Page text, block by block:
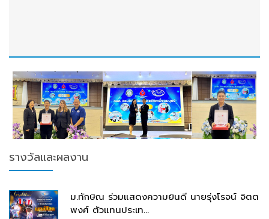
รางวัลและผลงาน
ม.ทักษิณ ร่วมแสดงความยินดี นายรุ่งโรจน์ จิตต
พงศ์ ตัวแทนประเท...